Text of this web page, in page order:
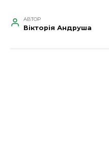
АВТОР
Вікторія Андруша